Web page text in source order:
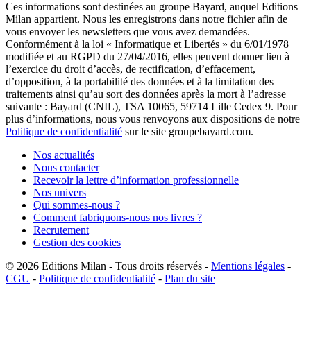
Ces informations sont destinées au groupe Bayard, auquel Editions
Milan appartient. Nous les enregistrons dans notre fichier afin de
vous envoyer les newsletters que vous avez demandées.
Conformément à la loi « Informatique et Libertés » du 6/01/1978
modifiée et au RGPD du 27/04/2016, elles peuvent donner lieu à
l’exercice du droit d’accès, de rectification, d’effacement,
d’opposition, à la portabilité des données et à la limitation des
traitements ainsi qu’au sort des données après la mort à l’adresse
suivante : Bayard (CNIL), TSA 10065, 59714 Lille Cedex 9. Pour
plus d’informations, nous vous renvoyons aux dispositions de notre
Politique de confidentialité sur le site groupebayard.com.
Nos actualités
Nous contacter
Recevoir la lettre d’information professionnelle
Nos univers
Qui sommes-nous ?
Comment fabriquons-nous nos livres ?
Recrutement
Gestion des cookies
© 2026 Editions Milan - Tous droits réservés - Mentions légales -
CGU - Politique de confidentialité - Plan du site